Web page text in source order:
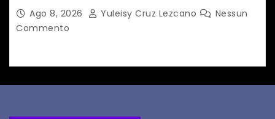
Ago 8, 2026 Yuleisy Cruz Lezcano
Nessun
Commento